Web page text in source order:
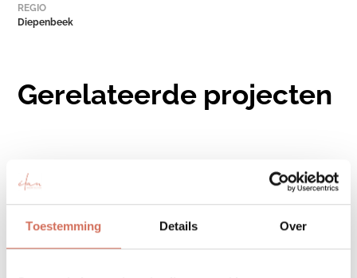
Toestemming Details Over
REGIO
Diepenbeek
Gerelateerde projecten